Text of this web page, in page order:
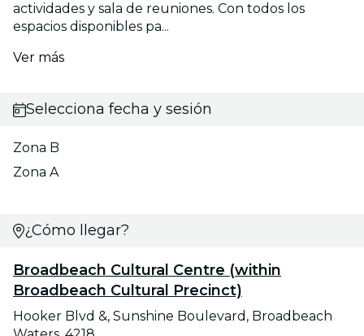
actividades y sala de reuniones. Con todos los
espacios disponibles pa...
Ver más
Selecciona fecha y sesión
Zona B
Zona A
¿Cómo llegar?
Broadbeach Cultural Centre (within
Broadbeach Cultural Precinct)
Hooker Blvd &, Sunshine Boulevard, Broadbeach